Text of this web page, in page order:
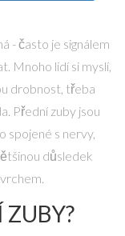
- často je signálem
Mnoho lidí si myslí,
drobnost, třeba
Přední zuby jsou
spojené s nervy,
důsledek
ZUBY?